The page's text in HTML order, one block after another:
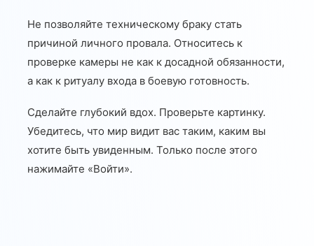
Не позволяйте техническому браку стать
причиной личного провала. Относитесь к
проверке камеры не как к досадной обязанности,
а как к ритуалу входа в боевую готовность.
Сделайте глубокий вдох. Проверьте картинку.
Убедитесь, что мир видит вас таким, каким вы
хотите быть увиденным. Только после этого
нажимайте «Войти».